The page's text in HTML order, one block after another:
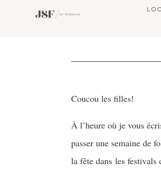
Coucou les filles!
À l’heure où je vous
passer une semaine de
la fête dans les